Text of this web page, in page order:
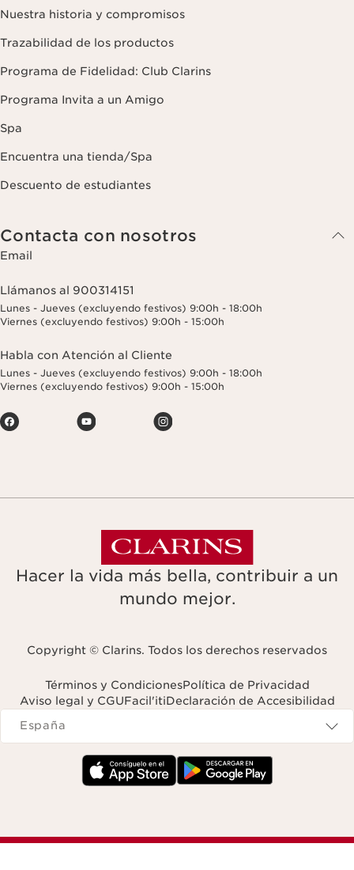
Nuestra historia y compromisos
Trazabilidad de los productos
Programa de Fidelidad: Club Clarins
Programa Invita a un Amigo
Spa
Encuentra una tienda/Spa
Descuento de estudiantes
Contacta con nosotros
Email
Llámanos al 900314151
Lunes - Jueves (excluyendo festivos) 9:00h - 18:00h
Viernes (excluyendo festivos) 9:00h - 15:00h
Habla con Atención al Cliente
Lunes - Jueves (excluyendo festivos) 9:00h - 18:00h
Viernes (excluyendo festivos) 9:00h - 15:00h
Hacer la vida más bella, contribuir a un
mundo mejor.
Copyright © Clarins. Todos los derechos reservados
Términos y CondicionesPolítica de Privacidad
Aviso legal y CGUFacil'itiDeclaración de Accesibilidad
Navigates to
España